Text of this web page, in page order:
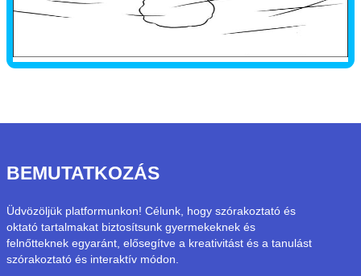
BEMUTATKOZÁS
Üdvözöljük platformunkon! Célunk, hogy szórakoztató és
oktató tartalmakat biztosítsunk gyermekeknek és
felnőtteknek egyaránt, elősegítve a kreativitást és a tanulást
szórakoztató és interaktív módon.